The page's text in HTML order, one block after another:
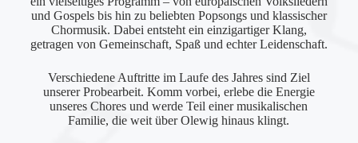
und Gospels bis hin zu beliebten Popsongs und klassischer
Chormusik. Dabei entsteht ein einzigartiger Klang,
getragen von Gemeinschaft, Spaß und echter Leidenschaft.
Verschiedene Auftritte im Laufe des Jahres sind Ziel
unserer Probearbeit. Komm vorbei, erlebe die Energie
unseres Chores und werde Teil einer musikalischen
Familie, die weit über Olewig hinaus klingt.